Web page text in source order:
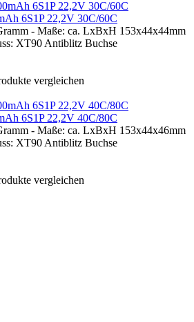
6S1P 22,2V 30C/60C
- Maße: ca. LxBxH 153x44x44mm
XT90 Antiblitz Buchse
vergleichen
6S1P 22,2V 40C/80C
- Maße: ca. LxBxH 153x44x46mm
XT90 Antiblitz Buchse
vergleichen